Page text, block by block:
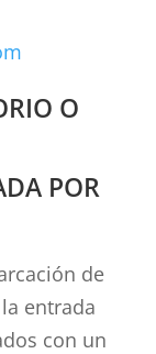
O
POR
de
entrada
con un